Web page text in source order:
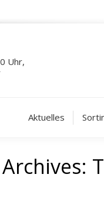
Uhr,
Aktuelles